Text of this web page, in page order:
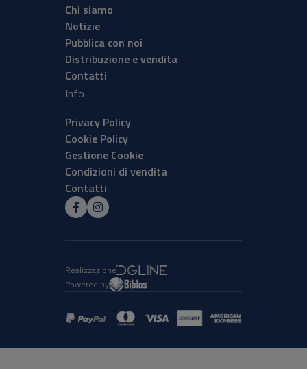
Chi siamo
Notizie
Pubblica con noi
Distribuzione e vendita
Contatti
Info
Privacy Policy
Cookie Policy
Gestione Cookie
Condizioni di vendita
Contatti
Realizzazione
Powered by